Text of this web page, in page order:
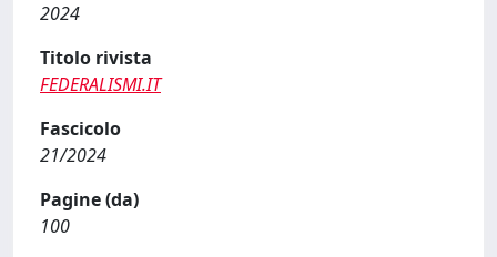
2024
Titolo rivista
FEDERALISMI.IT
Fascicolo
21/2024
Pagine (da)
100